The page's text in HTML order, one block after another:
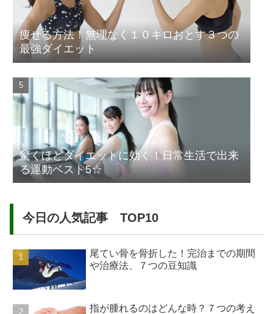
痩せる方法！無理なく１０キロおとす３つの
最強ダイエット
驚くほどダイエットに効く！日常生活で出来
る運動ベスト5☆
今日の人気記事 TOP10
尾てい骨を骨折した！完治までの期間
や治療法、７つの豆知識
指が腫れるのはどんな時？７つの考え